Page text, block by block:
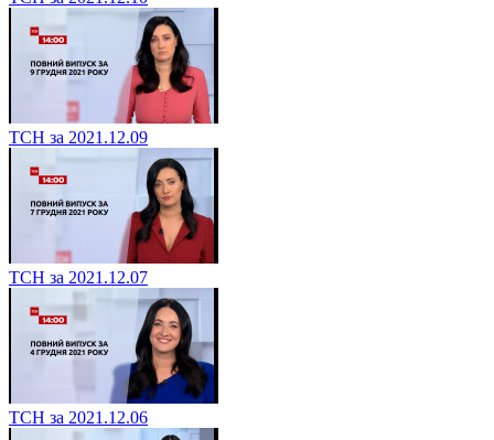
ТСН за 2021.12.09
ТСН за 2021.12.07
ТСН за 2021.12.06